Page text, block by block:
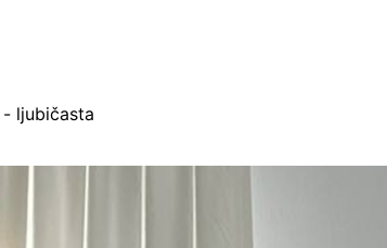
- ljubičasta